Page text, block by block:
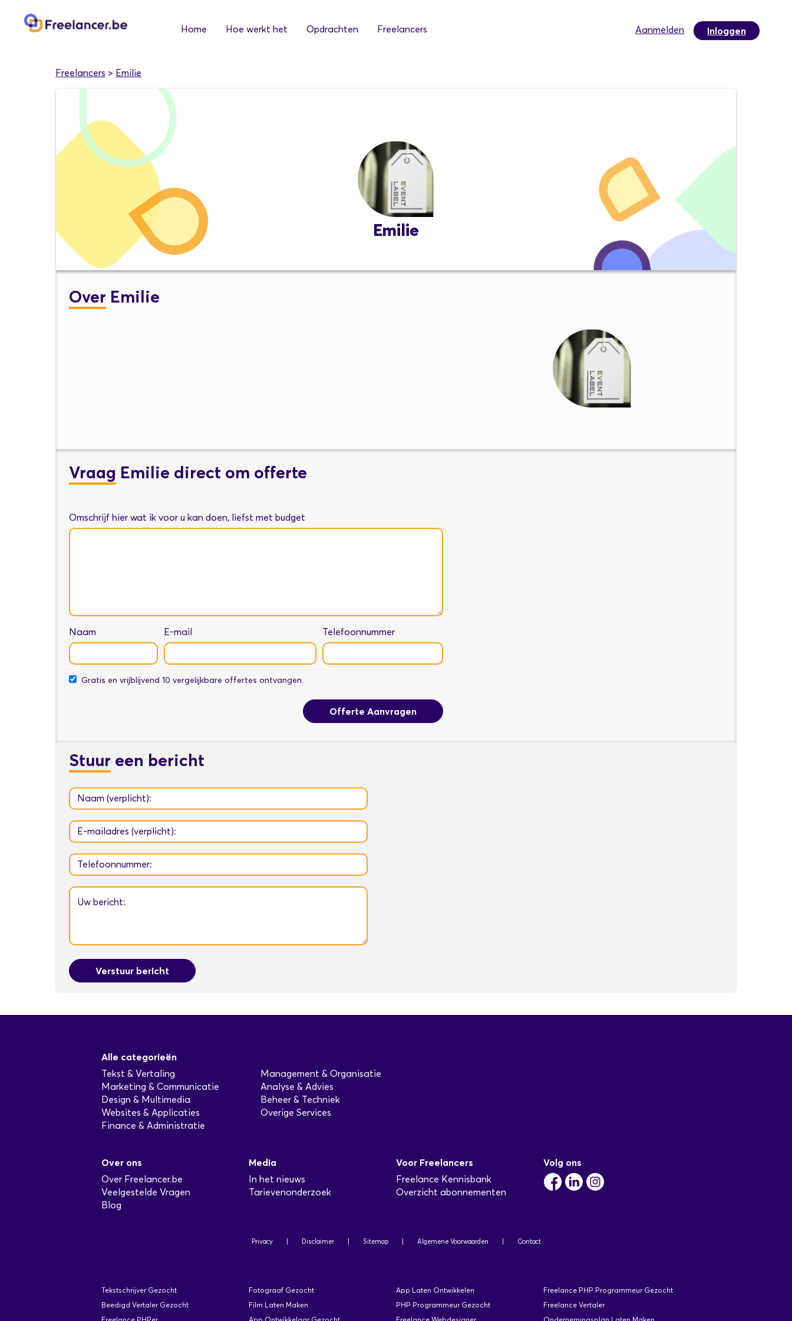
Home Hoe werkt het Opdrachten Freelancers Aanmelden Inloggen
Freelancers > Emilie
Emilie
Over Emilie
Vraag Emilie direct om offerte
Omschrijf hier wat ik voor u kan doen, liefst met budget
Naam E-mail Telefoonnummer
Gratis en vrijblijvend 10 vergelijkbare offertes ontvangen.
Offerte Aanvragen
Stuur een bericht
Verstuur bericht
Alle categorieën
Tekst & Vertaling
Marketing & Communicatie
Design & Multimedia
Websites & Applicaties
Finance & Administratie
Management & Organisatie
Analyse & Advies
Beheer & Techniek
Overige Services
Over ons
Over Freelancer.be
Veelgestelde Vragen
Blog
Media
In het nieuws
Tarievenonderzoek
Voor Freelancers
Freelance Kennisbank
Overzicht abonnementen
Volg ons
Privacy Disclaimer Sitemap Algemene Voorwaarden Contact
Tekstschrijver Gezocht Fotograaf Gezocht App Laten Ontwikkelen
Freelance PHP Programmeur Gezocht
Beedigd Vertaler Gezocht
Film Laten Maken PHP Programmeur Gezocht
Freelance Vertaler